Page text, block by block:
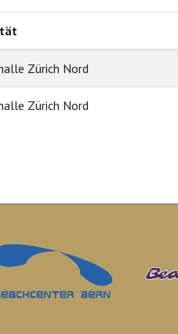
Zürich Nord
Zürich Nord